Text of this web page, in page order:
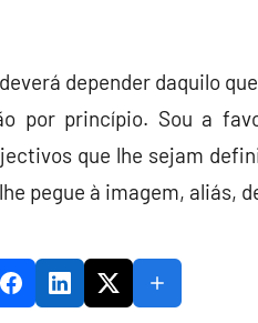
depender daquilo
por princípio. Sou a
que lhe sejam
pegue à imagem, aliás,